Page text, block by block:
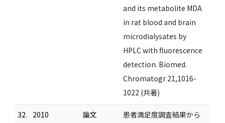
and its metabolite MDA
in rat blood and brain
microdialysates by
HPLC with fluorescence
detection. Biomed.
Chromatogr 21,1016-
1022 (共著)
32. 2010 論文
患者満足度調査結果から